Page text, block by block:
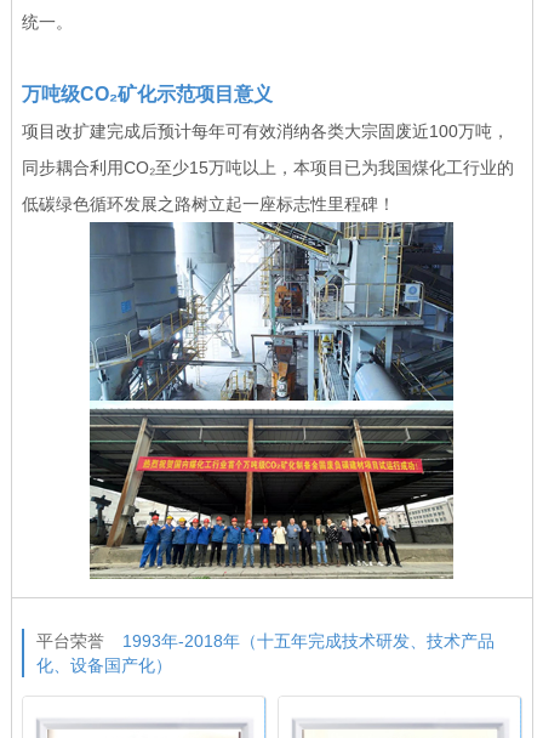
统一。
万吨级CO₂矿化示范项目意义
项目改扩建完成后预计每年可有效消纳各类大宗固废近100万吨，
同步耦合利用CO₂至少15万吨以上，本项目已为我国煤化工行业的
低碳绿色循环发展之路树立起一座标志性里程碑！
平台荣誉
1993年-2018年（十五年完成技术研发、技术产品
化、设备国产化）